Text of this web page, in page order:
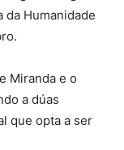
da Humanidade
Miranda e o
a dúas
que opta a ser